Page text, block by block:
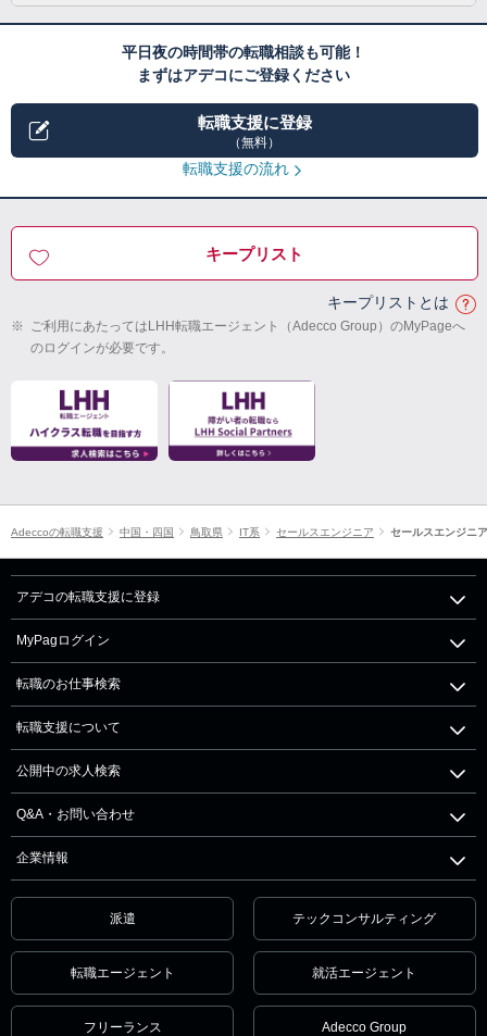
平日夜の時間帯の転職相談も可能！
まずはアデコにご登録ください
転職支援に登録
（無料）
転職支援の流れ
キープリスト
キープリストとは
※ ご利用にあたってはLHH転職エージェント（Adecco Group）のMyPageへ
のログインが必要です。
Adeccoの転職支援 中国・四国 鳥取県 IT系 セールスエンジニア セールスエンジニ
アデコの転職支援に登録
MyPagログイン
転職のお仕事検索
転職支援について
公開中の求人検索
Q&A・お問い合わせ
企業情報
派遣 テックコンサルティング
転職エージェント 就活エージェント
フリーランス Adecco Group